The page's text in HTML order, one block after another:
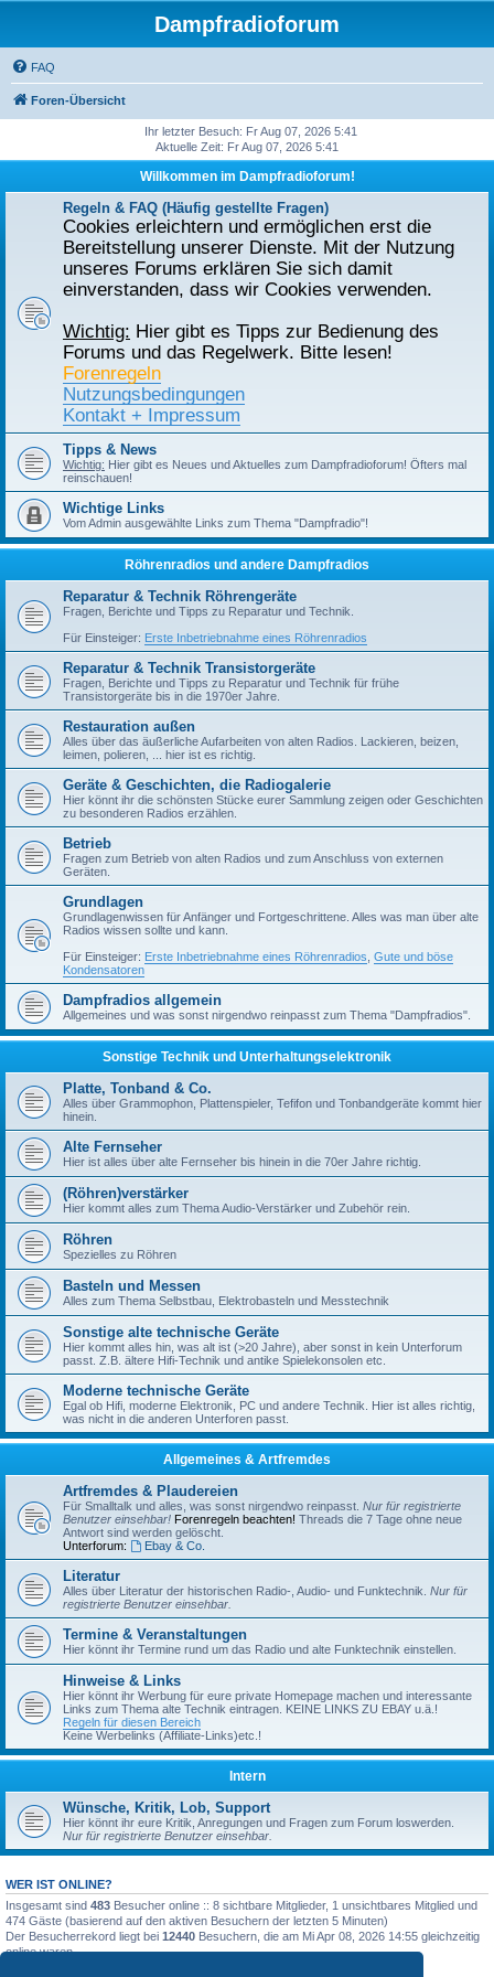
Dampfradioforum
FAQ
Foren-Übersicht
Ihr letzter Besuch: Fr Aug 07, 2026 5:41
Aktuelle Zeit: Fr Aug 07, 2026 5:41
Willkommen im Dampfradioforum!
Regeln & FAQ (Häufig gestellte Fragen)
Cookies erleichtern und ermöglichen erst die
Bereitstellung unserer Dienste. Mit der Nutzung
unseres Forums erklären Sie sich damit
einverstanden, dass wir Cookies verwenden.
Wichtig: Hier gibt es Tipps zur Bedienung des
Forums und das Regelwerk. Bitte lesen!
Forenregeln
Nutzungsbedingungen
Kontakt + Impressum
Tipps & News
Wichtig: Hier gibt es Neues und Aktuelles zum Dampfradioforum! Öfters mal
reinschauen!
Wichtige Links
Vom Admin ausgewählte Links zum Thema "Dampfradio"!
Röhrenradios und andere Dampfradios
Reparatur & Technik Röhrengeräte
Fragen, Berichte und Tipps zu Reparatur und Technik.
Für Einsteiger: Erste Inbetriebnahme eines Röhrenradios
Reparatur & Technik Transistorgeräte
Fragen, Berichte und Tipps zu Reparatur und Technik für frühe
Transistorgeräte bis in die 1970er Jahre.
Restauration außen
Alles über das äußerliche Aufarbeiten von alten Radios. Lackieren, beizen,
leimen, polieren, ... hier ist es richtig.
Geräte & Geschichten, die Radiogalerie
Hier könnt ihr die schönsten Stücke eurer Sammlung zeigen oder Geschichten
zu besonderen Radios erzählen.
Betrieb
Fragen zum Betrieb von alten Radios und zum Anschluss von externen
Geräten.
Grundlagen
Grundlagenwissen für Anfänger und Fortgeschrittene. Alles was man über alte
Radios wissen sollte und kann.
Für Einsteiger: Erste Inbetriebnahme eines Röhrenradios Gute und böse
Kondensatoren
Dampfradios allgemein
Allgemeines und was sonst nirgendwo reinpasst zum Thema "Dampfradios".
Sonstige Technik und Unterhaltungselektronik
Platte, Tonband & Co.
Alles über Grammophon, Plattenspieler, Tefifon und Tonbandgeräte kommt hier
hinein.
Alte Fernseher
Hier ist alles über alte Fernseher bis hinein in die 70er Jahre richtig.
(Röhren)verstärker
Hier kommt alles zum Thema Audio-Verstärker und Zubehör rein.
Röhren
Spezielles zu Röhren
Basteln und Messen
Alles zum Thema Selbstbau, Elektrobasteln und Messtechnik
Sonstige alte technische Geräte
Hier kommt alles hin, was alt ist (>20 Jahre), aber sonst in kein Unterforum
passt. Z.B. ältere Hifi-Technik und antike Spielekonsolen etc.
Moderne technische Geräte
Egal ob Hifi, moderne Elektronik, PC und andere Technik. Hier ist alles richtig,
was nicht in die anderen Unterforen passt.
Allgemeines & Artfremdes
Artfremdes & Plaudereien
Für Smalltalk und alles, was sonst nirgendwo reinpasst. Nur für registrierte
Benutzer einsehbar! Forenregeln beachten! Threads die 7 Tage ohne neue
Antwort sind werden gelöscht.
Unterforum:
Ebay & Co.
Literatur
Alles über Literatur der historischen Radio-, Audio- und Funktechnik. Nur für
registrierte Benutzer einsehbar.
Termine & Veranstaltungen
Hier könnt ihr Termine rund um das Radio und alte Funktechnik einstellen.
Hinweise & Links
Hier könnt ihr Werbung für eure private Homepage machen und interessante
Links zum Thema alte Technik eintragen. KEINE LINKS ZU EBAY u.ä.!
Regeln für diesen Bereich
Keine Werbelinks (Affiliate-Links)etc.!
Intern
Wünsche, Kritik, Lob, Support
Hier könnt ihr eure Kritik, Anregungen und Fragen zum Forum loswerden.
Nur für registrierte Benutzer einsehbar.
WER IST ONLINE?
Insgesamt sind 483 Besucher online :: 8 sichtbare Mitglieder, 1 unsichtbares Mitglied und
474 Gäste (basierend auf den aktiven Besuchern der letzten 5 Minuten)
Der Besucherrekord liegt bei 12440 Besuchern, die am Mi Apr 08, 2026 14:55 gleichzeitig
online waren.